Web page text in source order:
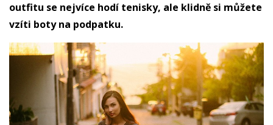
outfitu se nejvíce hodí tenisky, ale klidně si můžete
vzíti boty na podpatku.